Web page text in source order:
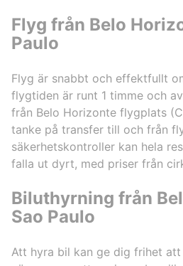
Flyg från Belo
Paulo
Flyg är snabbt och effektfullt
flygtiden är runt 1 timme och
från Belo Horizonte flygplats
tanke på transfer till och från
säkerhetskontroller kan hela
falla ut dyrt, med priser från
Biluthyrning från
Sao Paulo
Att hyra bil kan ge dig frihet